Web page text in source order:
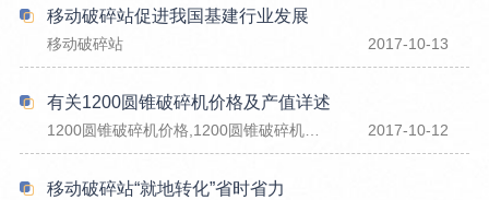
移动破碎站促进我国基建行业发展
移动破碎站 2017-10-13
有关1200圆锥破碎机价格及产值详述
1200圆锥破碎机价格,1200圆锥破碎机产值 2017-10-12
移动破碎站“就地转化”省时省力